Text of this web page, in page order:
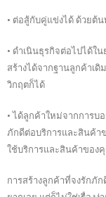
• ต่อสู้กับคู่แข่งได้ ด้วยต้
• ดำเนินธุรกิจต่อไปได้ใ
สร้างได้จากฐานลูกค้าเ
วิกฤตก็ได้
• ได้ลูกค้าใหม่จากการบ
ภักดีต่อบริการและสินค้า
ใช้บริการและสินค้าของ
การสร้างลูกค้าที่จงรักภั